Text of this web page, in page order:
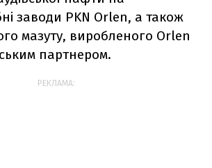
заводи PKN Orlen, а також
мазуту, виробленого Orlen
партнером.
РЕКЛАМА: